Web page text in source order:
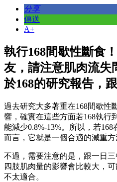
分享
傳送
A+
執行168間歇性斷食
友，請注意肌肉流失
於168的研究報告，
過去研究大多著重在168間歇性
響，確實在這些方面若168執行
能減少0.8%-13%。所以，若
而言，它就是一個合適的減重方
不過，需要注意的是，跟一日
四肢肌肉量的影響會比較大，
不太適合。